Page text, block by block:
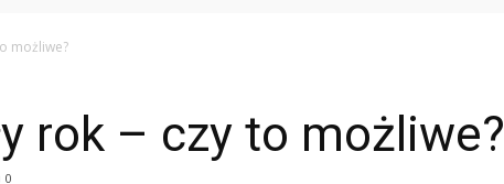
możliwe?
rok – czy to możliwe?
0